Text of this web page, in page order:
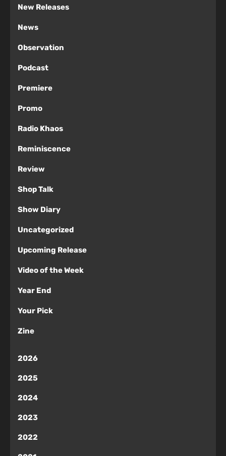
New Releases
News
Observation
Podcast
Premiere
Promo
Radio Khaos
Reminiscence
Review
Shop Talk
Show Diary
Uncategorized
Upcoming Release
Video of the Week
Year End
Your Pick
Zine
2026
2025
2024
2023
2022